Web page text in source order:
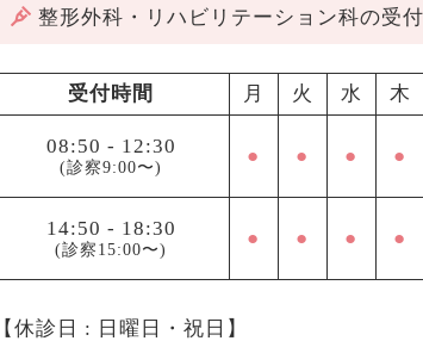
整形外科・リハビリテーション科の受
受付時間 月 火 水 木
08:50 - 12:30
(診察9:00〜)
● ● ● ●
14:50 - 18:30
(診察15:00〜)
● ● ● ●
【休診日 : 日曜日・祝日】